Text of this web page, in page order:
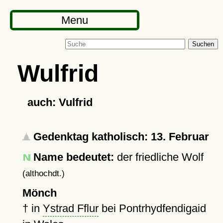
Menu
Suchen
Wulfrid
auch: Vulfrid
Gedenktag katholisch: 13. Februar
Name bedeutet: der friedliche Wolf
(althochdt.)
Mönch
† in Ystrad Fflurbei Pontrhydfendigaid